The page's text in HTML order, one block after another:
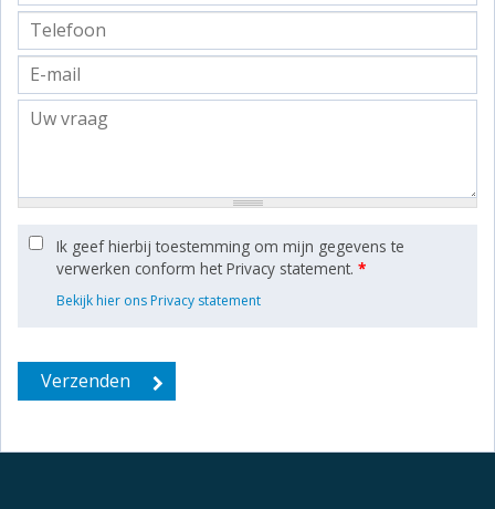
Ik geef hierbij toestemming om mijn gegevens te
verwerken conform het Privacy statement. *
Bekijk hier ons Privacy statement